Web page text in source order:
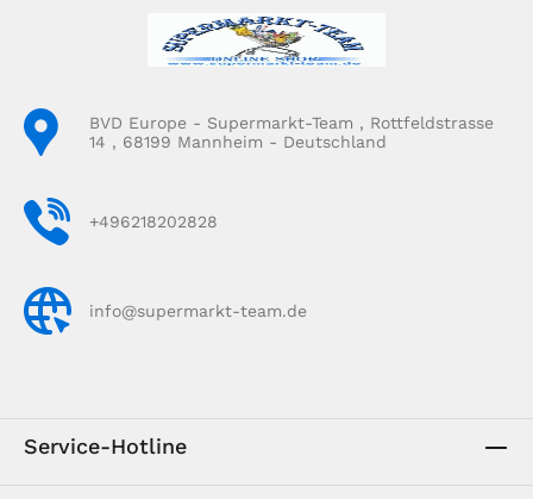
BVD Europe - Supermarkt-Team , Rottfeldstrasse
14 , 68199 Mannheim - Deutschland
+496218202828
info@supermarkt-team.de
Service-Hotline